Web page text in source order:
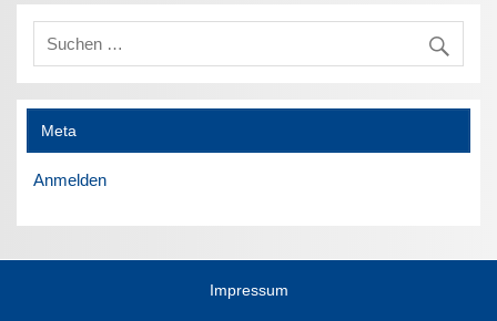
Meta
Anmelden
Impressum